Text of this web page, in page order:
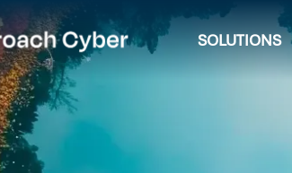
SOLUTIONS